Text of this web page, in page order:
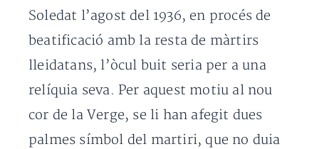
Soledat l’agost del 1936, en procés de
beatificació amb la resta de màrtirs
lleidatans, l’òcul buit seria per a una
relíquia seva. Per aquest motiu al nou
cor de la Verge, se li han afegit dues
palmes símbol del martiri, que no duia